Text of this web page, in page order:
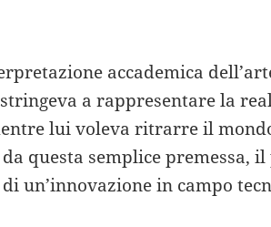
accademica
a rappresentare la
lui voleva ritrarre il
questa semplice premessa,
un’innovazione in campo